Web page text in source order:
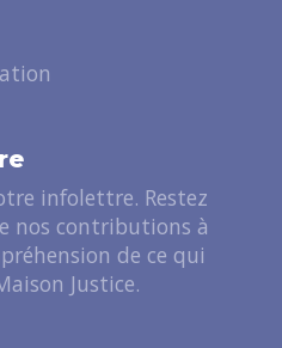
infolettre. Restez
nos contributions à
de ce qui
Justice.